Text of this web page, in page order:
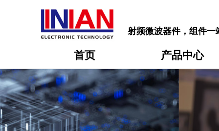
首页 产品中心
射频微波器件，组件一